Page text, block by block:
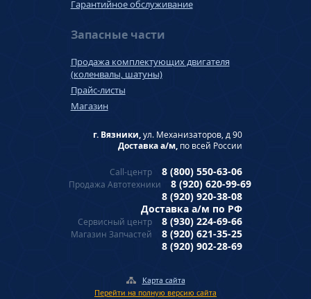
Гарантийное обслуживание
Запасные части
Продажа комплектующих двигателя
(коленвалы, шатуны)
Прайс-листы
Магазин
г. Вязники,ул. Механизаторов, д 90
Доставка а/м, по всей России
Call-центр 8 (800) 550-63-06
Продажа Автотехники
8 (920) 620-99-69
8 (920) 920-38-08
Доставка а/м по РФ
Сервисный центр 8 (930) 224-69-66
Магазин Запчастей
8 (920) 621-35-25
8 (920) 902-28-69
Карта сайта
Перейти на полную версию сайта